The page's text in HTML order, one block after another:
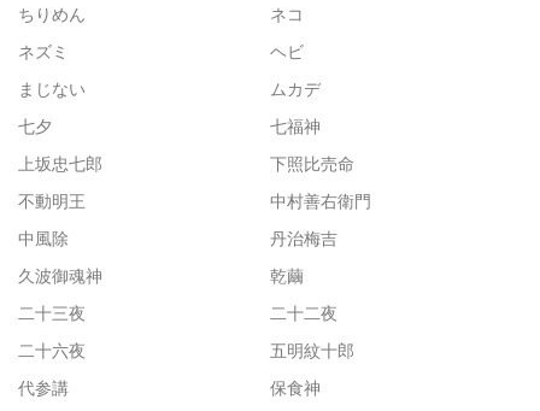
ちりめん
ネコ
ネズミ
ヘビ
まじない
ムカデ
七夕
七福神
上坂忠七郎
下照比売命
不動明王
中村善右衛門
中風除
丹治梅吉
久波御魂神
乾繭
二十三夜
二十二夜
二十六夜
五明紋十郎
代参講
保食神